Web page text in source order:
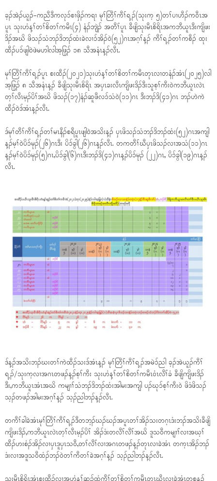
ခ့ၣ်အဲၣ်ယူၣ်-ကညီဒီကလုၥ်စၢဖှိၣ်ကရၢ မုၢ်တြီၢ်ကီၢ်ရ့ၣ်(သုးက့ ၅)တၢ်ပၢဟီၣ်က၀ီၤအ
ပူၤ သုးဟံန့ၢ်တၢ်စိတၢ်ကမီၤ(၄) နံၣ်ဘျဲၣ် အတီၢ်ပူၤ ခီဖျိသုးမီၤစိရိၤအကဘီယူၤဒီးကျိဖး
ဒိၣ်အဃိ ဖိသၣ်သံဘၣ်ဒိဘၣ်ထံးခဲလၢၥ်အိၣ်၀ဲ(၅၂)ဂၤအဂ့ၢ်န့ၣ် ကီၢ်ရ့ၣ်တၢ်ကစီၣ် ထုး
ထီၣ်ပၥ်ဖျါ၀ဲဖဲမဟါလါအ့ဖြ့ၣ် ၁၈ သီအနံၤန့ၣ်လီၤ.
မုၢ်တြီၢ်ကီၢ်ရ့ၣ်ပူၤ စးထီၣ်(၂၀၂၁)သုးဟံန့ၢ်တၢ်စိတၢ်ကမီၤတုၤလၢတနံၣ်အံၤ(၂၀၂၅)လါ
အ့ဖြ့ၣ် ၈ သီအနံၤန့ၣ် ခီဖျိသုးမီၤစိရိၤ အပှၤခးလီၤကျိဖးဒိၣ်ဒီးသူစ့ၢ်ကီး၀ဲကဘီယူၤလဲၤ
တ့ၢ်လီၤမ့ၣ်ပိၢ်အဃိ ဖိသၣ်(၁၇)နံၣ်ဆူဖီလၥ်သံ၀ဲ(၁၁)ဂၤ ဒီးဘၣ်ဒိ(၄၁)ဂၤ ဘၣ်ဟဲကဲ
ထီၣ်၀ဲဒ်အံၤန့ၣ်လီၤ.
ဒ်မုၢ်တီၢ်ကီၢ်ရ့ၣ်တၢ်မၤနီၣ်စရီပူၤဖျါ၀ဲအသိးန့ၣ် ပှၤဖိသၣ်သံဘၣ်ဒိဘၣ်ထံး(၅၂)ဂၤအကျါ
န့ၣ်မ့ၢ်၀ဲပိၥ်မုၣ်(၂၆)ဂၤဒီး ပိၥ်ခွါ(၂၆)ဂၤန့ၣ်လီၤ. တကတီၢ်ဃီပှၤဖိသၣ်လၢအသံ(၁၁)ဂၤ
န့ၣ်မ့ၢ်၀ဲပိၥ်မုၣ်(၅)ဂၤ,ပိၥ်ခွါ(၆)ဂၤဒီးဘၣ်ဒိ(၄၁)ဂၤန့ၣ်ပိၥ်မုၣ် (၂၂)ဂၤ, ပိၥ်ခွါ(၁၉)ဂၤန့ၣ်
လီၤ.
ဒ်န့ၣ်အသိးဘၣ်ဃးတၢ်ကဲထီၣ်သးဒ်အံၤန့ၣ် မုၢ်တြီၢ်ကီၢ်ရ့ၣ်အမဲၥ်ညါ ခ့ၣ်အဲယူၣ်ကီၢ်
ရ့ၣ်/သုးက့လၢအဂၤတဖၣ်န့ၣ်စ့ၢ်ကီး သုးဟံန့ၢ်တၢ်စိတၢ်ကမီၤ၀ံၤလီၢ်ခံ ခီဖျိကျိဖးဒိၣ်
ဒီး,ကဘီယူၤအံၤအဃိ ကမျၢၢ်သံဘၣ်ဒိဘၣ်ထံးအါမးအကျါ ပၣ်ဃုၥ်စ့ၢ်ကီး၀ဲ ဖိဒံဖိသၣ်
သ့ၣ်တဖၣ်အါမးအဂ့ၢ်န့ၣ် သ့ၣ်ညါဘၣ်န့ၣ်လီၤ.
တကီၢ်ခါခဲအံၤမုၢ်တြီၢ်ကီၢ်ရ့ၣ်ဒီတဘ့ၣ်ဃၣ်ဃၣ်အပူၤတၢ်အိၣ်သးတဂ့ၤဒံးဘၣ်အသိးခီဖျိ
ကျိဖးဒိၣ်,ကဘီယူၤလဲၤတ့ၢ်လီၤမ့ၣ်ပိၢ် အိၣ်ဒံးတလီၢ်လီၢ်အဃိ ဒူသ၀ီကမျၢၢ်လၢအဃ့ၢ်
ထီၣ်ဟးစံၣ်အိၣ်လၢပှၤဒူပှၤသ၀ီ,တၢ်လီၢ်လၢအဂၤတဖၣ်န့ၣ်တုၤလၢခဲအံၤ တက့ၤအိၣ်ဘၣ်
ဒံးလၢအဒူသ၀ီထံၣ်ဘၣ်၀ဲတၢ်ကီတၢ်ခဲအဂ့ၢ်န့ၣ် သ့ၣ်ညါဘၣ်န့ၣ်လီၤ.